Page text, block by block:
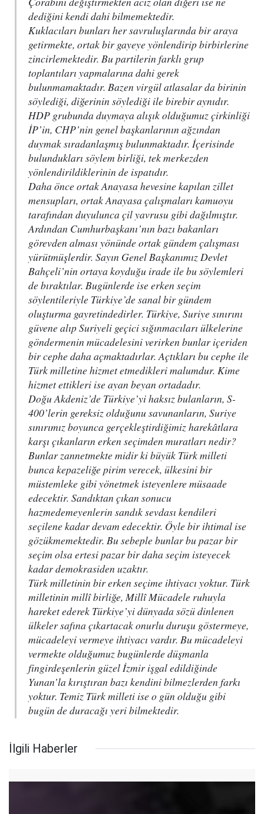
dediğini kendi dahi bilmemektedir.
Kuklacıları bunları her savruluşlarında bir araya
getirmekte, ortak bir gayeye yönlendirip birbirlerine
zincirlemektedir. Bu partilerin farklı grup
toplantıları yapmalarına dahi gerek
bulunmamaktadır. Bazen virgül atlasalar da birinin
söylediği, diğerinin söylediği ile birebir aynıdır.
HDP grubunda duymaya alışık olduğumuz çirkinliği
İP’in, CHP’nin genel başkanlarının ağzından
duymak sıradanlaşmış bulunmaktadır. İçerisinde
bulundukları söylem birliği, tek merkezden
yönlendirildiklerinin de ispatıdır.
Daha önce ortak Anayasa hevesine kapılan zillet
mensupları, ortak Anayasa çalışmaları kamuoyu
tarafından duyulunca çil yavrusu gibi dağılmıştır.
Ardından Cumhurbaşkanı’nın bazı bakanları
görevden alması yönünde ortak gündem çalışması
yürütmüşlerdir. Sayın Genel Başkanımız Devlet
Bahçeli’nin ortaya koyduğu irade ile bu söylemleri
de bıraktılar. Bugünlerde ise erken seçim
söylentileriyle Türkiye’de sanal bir gündem
oluşturma gayretindedirler. Türkiye, Suriye sınırını
güvene alıp Suriyeli geçici sığınmacıları ülkelerine
göndermenin mücadelesini verirken bunlar içeriden
bir cephe daha açmaktadırlar. Açtıkları bu cephe ile
Türk milletine hizmet etmedikleri malumdur. Kime
hizmet ettikleri ise ayan beyan ortadadır.
Doğu Akdeniz’de Türkiye’yi haksız bulanların, S-
400’lerin gereksiz olduğunu savunanların, Suriye
sınırımız boyunca gerçekleştirdiğimiz harekâtlara
karşı çıkanların erken seçimden muratları nedir?
Bunlar zannetmekte midir ki büyük Türk milleti
bunca kepazeliğe pirim verecek, ülkesini bir
müstemleke gibi yönetmek isteyenlere müsaade
edecektir. Sandıktan çıkan sonucu
hazmedemeyenlerin sandık sevdası kendileri
seçilene kadar devam edecektir. Öyle bir ihtimal ise
gözükmemektedir. Bu sebeple bunlar bu pazar bir
seçim olsa ertesi pazar bir daha seçim isteyecek
kadar demokrasiden uzaktır.
Türk milletinin bir erken seçime ihtiyacı yoktur. Türk
milletinin millî birliğe, Millî Mücadele ruhuyla
hareket ederek Türkiye’yi dünyada sözü dinlenen
ülkeler safına çıkartacak onurlu duruşu göstermeye,
mücadeleyi vermeye ihtiyacı vardır. Bu mücadeleyi
vermekte olduğumuz bugünlerde düşmanla
fingirdeşenlerin güzel İzmir işgal edildiğinde
Yunan’la kırıştıran bazı kendini bilmezlerden farkı
yoktur. Temiz Türk milleti ise o gün olduğu gibi
bugün de duracağı yeri bilmektedir.
İlgili Haberler